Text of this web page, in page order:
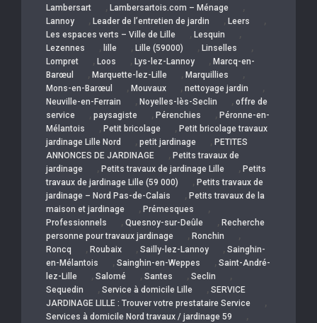
Lambersart , Lambersartois.com – Ménage ,
Lannoy , Leader de l’entretien de jardin , Leers ,
Les espaces verts – Ville de Lille , Lesquin ,
Lezennes , lille , Lille (59000) , Linselles ,
Lompret , Loos , Lys-lez-Lannoy , Marcq-en-
Barœul
, Marquette-lez-Lille , Marquillies ,
Mons-en-Barœul , Mouvaux , nettoyage jardin ,
Neuville-en-Ferrain , Noyelles-lès-Seclin , offre de
service
, paysagiste , Pérenchies , Péronne-en-
Mélantois
, Petit bricolage , Petit bricolage travaux
jardinage Lille Nord
, petit jardinage , PETITES
ANNONCES DE JARDINAGE
, Petits travaux de
jardinage
, Petits travaux de jardinage Lille , Petits
travaux de jardinage Lille (59 000)
, Petits travaux de
jardinage – Nord Pas-de-Calais
, Petits travaux de la
maison et jardinage
, Prémesques ,
Professionnels , Quesnoy-sur-Deûle , Recherche
personne pour travaux jardinage
, Ronchin ,
Roncq , Roubaix , Sailly-lez-Lannoy , Sainghin-
en-Mélantois
, Sainghin-en-Weppes , Saint-André-
lez-Lille
, Salomé , Santes , Seclin ,
Sequedin , Service à domicile Lille , SERVICE
JARDINAGE LILLE : Trouver votre prestataire Service
,
Services à domicile Nord travaux / jardinage 59 ,